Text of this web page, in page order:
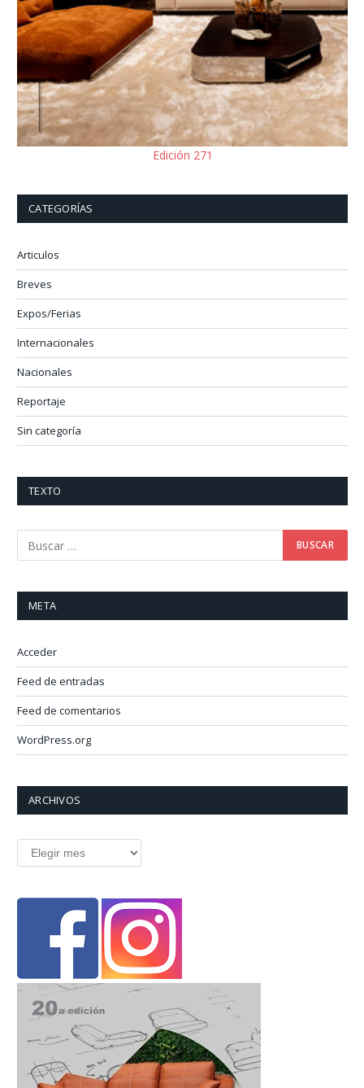
Edición 271
CATEGORÍAS
Articulos
Breves
Expos/Ferias
Internacionales
Nacionales
Reportaje
Sin categoría
TEXTO
META
Acceder
Feed de entradas
Feed de comentarios
WordPress.org
ARCHIVOS
Archivos